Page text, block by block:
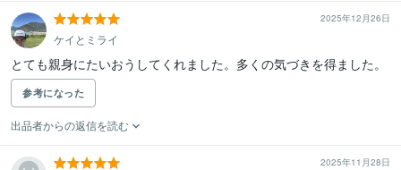
2025年12月26日
ケイとミライ
とても親身にたいおうしてくれました。多くの気づきを得ました。
参考になった
出品者からの返信を読む
2025年11月28日